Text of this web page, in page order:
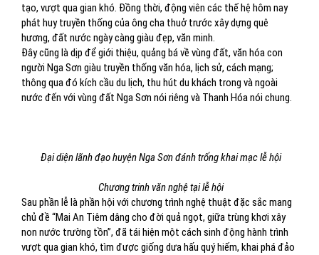
tạo, vượt qua gian khó. Đồng thời, động viên các thế hệ hôm nay
phát huy truyền thống của ông cha thuở trước xây dựng quê
hương, đất nước ngày càng giàu đẹp, văn minh.
Đây cũng là dịp để giới thiệu, quảng bá về vùng đất, văn hóa con
người Nga Sơn giàu truyền thống văn hóa, lịch sử, cách mạng;
thông qua đó kích cầu du lịch, thu hút du khách trong và ngoài
nước đến với vùng đất Nga Sơn nói riêng và Thanh Hóa nói chung.
Đại diện lãnh đạo huyện Nga Sơn đánh trống khai mạc lễ hội
Chương trinh văn nghệ tại lễ hội
Sau phần lễ là phần hội với chương trình nghệ thuật đặc sắc mang
chủ đề “Mai An Tiêm dâng cho đời quả ngọt, giữa trùng khơi xây
non nước trường tồn”, đã tái hiện một cách sinh động hành trình
vượt qua gian khó, tìm được giống dưa hấu quý hiếm, khai phá đảo